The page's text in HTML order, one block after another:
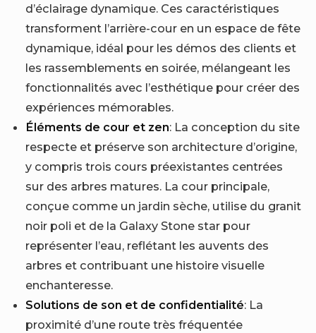
d’éclairage dynamique. Ces caractéristiques
transforment l’arrière-cour en un espace de fête
dynamique, idéal pour les démos des clients et
les rassemblements en soirée, mélangeant les
fonctionnalités avec l’esthétique pour créer des
expériences mémorables.
Éléments de cour et zen: La conception du site
respecte et préserve son architecture d’origine,
y compris trois cours préexistantes centrées
sur des arbres matures. La cour principale,
conçue comme un jardin sèche, utilise du granit
noir poli et de la Galaxy Stone star pour
représenter l’eau, reflétant les auvents des
arbres et contribuant une histoire visuelle
enchanteresse.
Solutions de son et de confidentialité: La
proximité d’une route très fréquentée